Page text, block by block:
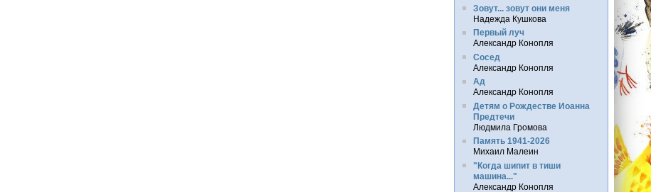
Зовут... зовут они меня
Надежда Кушкова
Первый луч
Александр Конопля
Сосед
Александр Конопля
Ад
Александр Конопля
Детям о Рождестве Иоанна
Предтечи
Людмила Громова
Память 1941-2026
Михаил Малеин
"Когда шипит в тиши
машина..."
Александр Конопля